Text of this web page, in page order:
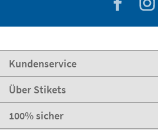
Kundenservice
Über Stikets
100% sicher